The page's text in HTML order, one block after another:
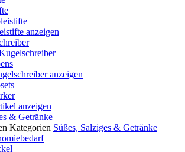
anzeigen
anzeigen
anzeigen
& Getränke
Kategorien Süßes, Salziges & Getränke